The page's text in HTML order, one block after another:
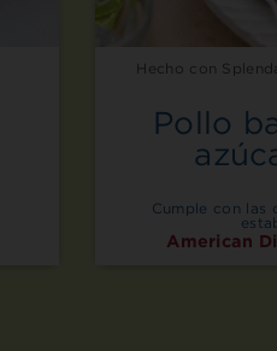
Hecho con
Pollo
Cumple con las
American